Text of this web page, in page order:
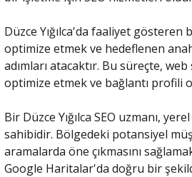
Düzce Yığılca'da faaliyet gösteren
optimize etmek ve hedeflenen
adımları atacaktır. Bu süreçte,
optimize etmek ve bağlantı profili
Bir Düzce Yığılca SEO uzmanı,
sahibidir. Bölgedeki potansiyel
aramalarda öne çıkmasını
Google Haritalar'da doğru bir